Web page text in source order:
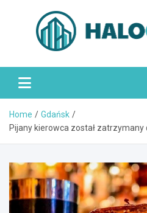
Home
Gdańsk
Pijany kierowca został